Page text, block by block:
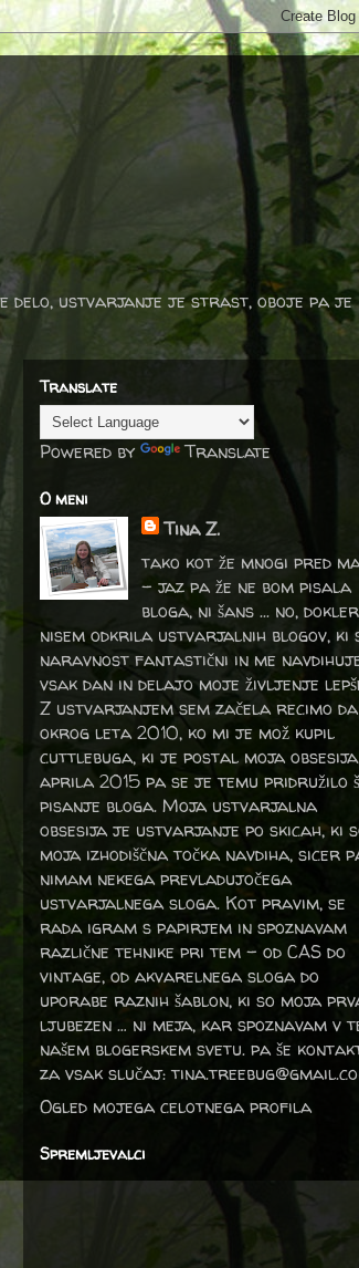
delo, ustvarjanje je strast, oboje pa je
Translate
Powered by Translate
O meni
Tina Z.
tako kot že mnogi pred
- jaz pa že ne bom pisala
bloga, ni šans ... no, dokler
nisem odkrila ustvarjalnih blogov, ki
naravnost fantastični in me
vsak dan in delajo moje življenje
Z ustvarjanjem sem začela recimo da
okrog leta 2010, ko mi je mož kupil
cuttlebuga, ki je postal moja
aprila 2015 pa se je temu pridružilo
pisanje bloga. Moja ustvarjalna
obsesija je ustvarjanje po skicah, ki
moja izhodiščna točka navdiha, sicer
nimam nekega prevladujočega
ustvarjalnega sloga. Kot pravim, se
rada igram s papirjem in spoznavam
različne tehnike pri tem – od CAS do
vintage, od akvarelnega sloga do
uporabe raznih šablon, ki so moja
ljubezen … ni meja, kar spoznavam v
našem blogerskem svetu. pa še
za vsak slučaj:
Ogled mojega celotnega profila
Spremljevalci